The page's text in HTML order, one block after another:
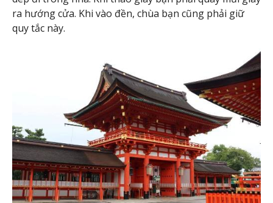
ra hướng cửa. Khi vào đền, chùa bạn cũng phải giữ
quy tắc này.